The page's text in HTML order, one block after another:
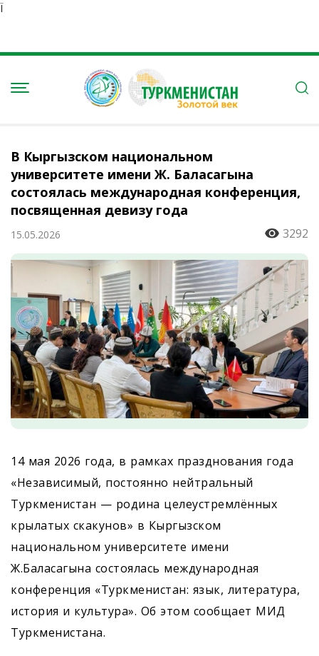
Ï
В Кыргызском национальном
университете имени Ж. Баласагына
состоялась международная конференция,
посвященная девизу года
15.05.2026 3292
14 мая 2026 года, в рамках празднования года
«Независимый, постоянно нейтральный
Туркменистан — родина целеустремлённых
крылатых скакунов» в Кыргызском
национальном университете имени
Ж.Баласагына состоялась международная
конференция «Туркменистан: язык, литература,
история и культура». Об этом сообщает МИД
Туркменистана.